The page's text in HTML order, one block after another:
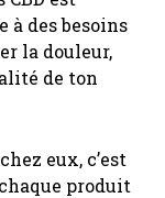
à des besoins
la douleur,
de ton
eux, c’est
produit